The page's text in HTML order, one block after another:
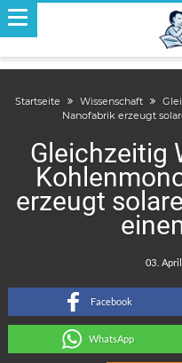
Startseite Wissenschaft
Nanofabrik erzeugt
Gleichzeitig
erzeugt
Facebook
WhatsApp